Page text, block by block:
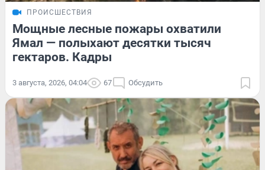
ПРОИСШЕСТВИЯ
Мощные лесные пожары охватили
Ямал — полыхают десятки тысяч
гектаров. Кадры
3 августа, 2026, 04:04 67 Обсудить